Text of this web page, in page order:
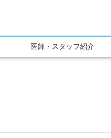
医師・スタッフ紹介